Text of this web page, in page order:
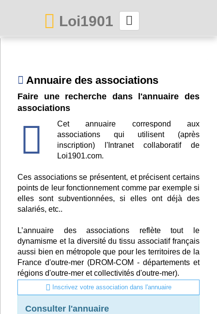
Loi1901
Abonnez-vous à LettrAsso
Menu général
ServiceAsso
Partager
VieAsso
Infos
Divers
Abo Lettrasso
Désabo Lettrasso
Annuaire des associations
Faire une recherche dans l'annuaire des
associations
Cet annuaire correspond aux
associations qui utilisent (après
inscription) l'Intranet collaboratif de
Loi1901.com.
Ces associations se présentent, et précisent certains
points de leur fonctionnement comme par exemple si
elles sont subventionnées, si elles ont déjà des
salariés, etc..
L’annuaire des associations reflète tout le
dynamisme et la diversité du tissu associatif français
aussi bien en métropole que pour les territoires de la
France d'outre-mer (DROM-COM - départements et
régions d'outre-mer et collectivités d'outre-mer).
Inscrivez votre association dans l'annuaire
Consulter l'annuaire